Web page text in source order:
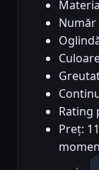
Număr
Rating
Preț: